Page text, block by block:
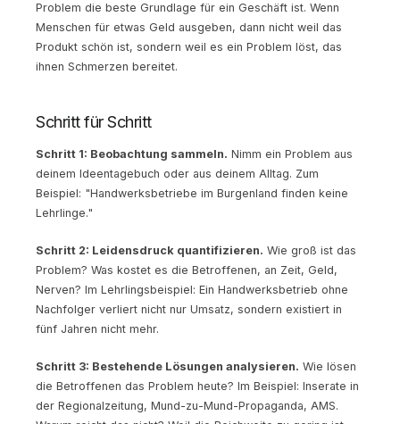
Problem die beste Grundlage für ein Geschäft ist. Wenn
Menschen für etwas Geld ausgeben, dann nicht weil das
Produkt schön ist, sondern weil es ein Problem löst, das
ihnen Schmerzen bereitet.
Schritt für Schritt
Schritt 1: Beobachtung sammeln. Nimm ein Problem aus
deinem Ideentagebuch oder aus deinem Alltag. Zum
Beispiel: "Handwerksbetriebe im Burgenland finden keine
Lehrlinge."
Schritt 2: Leidensdruck quantifizieren. Wie groß ist das
Problem? Was kostet es die Betroffenen, an Zeit, Geld,
Nerven? Im Lehrlingsbeispiel: Ein Handwerksbetrieb ohne
Nachfolger verliert nicht nur Umsatz, sondern existiert in
fünf Jahren nicht mehr.
Schritt 3: Bestehende Lösungen analysieren. Wie lösen
die Betroffenen das Problem heute? Im Beispiel: Inserate in
der Regionalzeitung, Mund-zu-Mund-Propaganda, AMS.